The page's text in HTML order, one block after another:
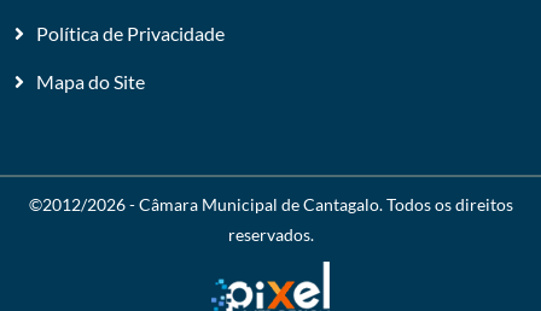
Política de Privacidade
Mapa do Site
©2012/2026 -Câmara Municipal de Cantagalo. Todos os direitos
reservados.